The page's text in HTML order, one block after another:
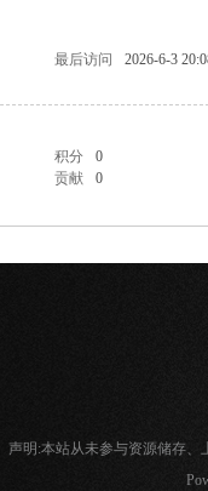
最后访问
2026-6-3
积分
0
贡献 0
声明:本站从未参与资源储存、